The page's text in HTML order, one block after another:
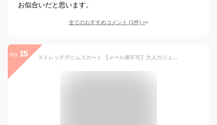
お似合いだと思います。
全てのおすすめコメント (1件) >
no. 15 ストレッチデニムスカート 【メール便不可】大人カジュアル スカート タイト ナロー スリット ストレッチ ウエストゴム 細見え デニム 30代 40代 レディース